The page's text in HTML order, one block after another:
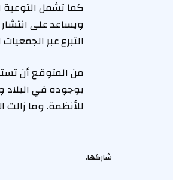
كما تشمل التوعية
ويساعد على
التبرع عبر
من المتوقع أن
بوجوده في البلاد
للأنظمة. وما
شاركها.